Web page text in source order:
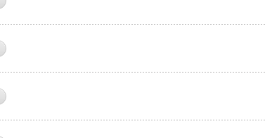
de Yacine Bendjaballah DG de la SNTF
de Zaim Bensaci président du Conseil national consultatif des PME